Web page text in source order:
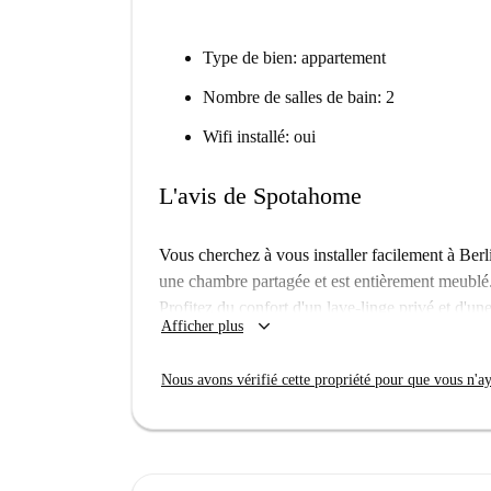
Type de bien: appartement
Nombre de salles de bain: 2
Wifi installé: oui
L'avis de Spotahome
Vous cherchez à vous installer facilement à
une chambre partagée et est entièrement
Profitez du confort d'un lave-linge privé et
La climatisation n'est pas disponible et les
d'excellents restaurants comme Il Padrino,
Afficher plus keyboard_arrow_down
Nous avons vérifié cette propriété pour que vous